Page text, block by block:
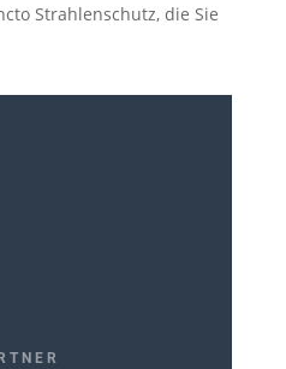
Strahlenschutz, die Sie